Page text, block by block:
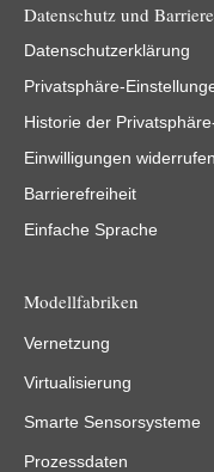
Datenschutz und
Datenschutzerklärung
Privatsphäre-
Historie der
Einwilligungen widerrufen
Barrierefreiheit
Einfache Sprache
Modellfabriken
Vernetzung
Virtualisierung
Smarte Sensorsysteme
Prozessdaten